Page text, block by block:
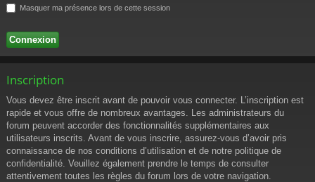
Masquer ma présence lors de cette session
Inscription
Vous devez être inscrit avant de pouvoir vous connecter. L’inscription est
rapide et vous offre de nombreux avantages. Les administrateurs du
forum peuvent accorder des fonctionnalités supplémentaires aux
utilisateurs inscrits. Avant de vous inscrire, assurez-vous d’avoir pris
connaissance de nos conditions d’utilisation et de notre politique de
confidentialité. Veuillez également prendre le temps de consulter
attentivement toutes les règles du forum lors de votre navigation.